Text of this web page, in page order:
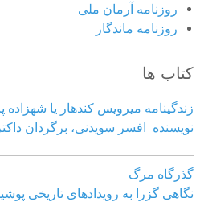
روزنامه آرمان ملى
روزنامه ماندگار
کتاب ها
زندگینامه میرویس کندهار یا شهزاده
نویسنده افسر سویدنی، برگردان
گذرگاه مرگ
نگاهی گزرا به رویدادهای تاریخی